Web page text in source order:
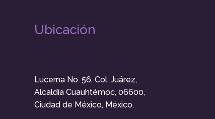
Ubicación
Lucerna No. 56, Col. Juárez,
Alcaldía Cuauhtémoc, 06600,
Ciudad de México, México.